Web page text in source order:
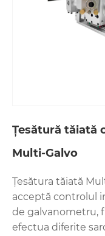
Țesătură tăiată
Multi-Galvo
Țesătura tăiată
acceptă controlul
de galvanometru,
efectua diferite